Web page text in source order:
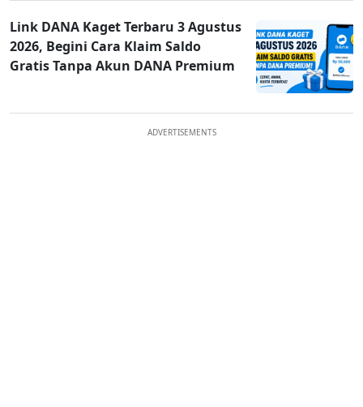
Link DANA Kaget Terbaru 3 Agustus
2026, Begini Cara Klaim Saldo
Gratis Tanpa Akun DANA Premium
ADVERTISEMENTS